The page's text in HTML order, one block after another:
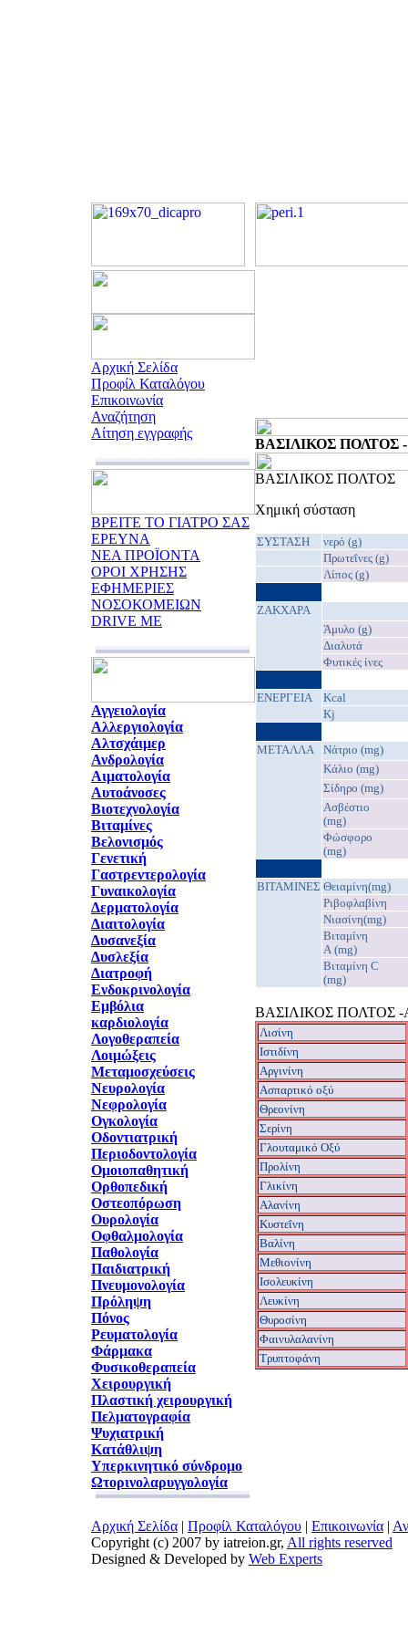
Αρχική Σελίδα
Προφίλ Καταλόγου
Επικοινωνία
Αναζήτηση
Αίτηση εγγραφής
ΒΡΕΙΤΕ ΤΟ ΓΙΑΤΡΟ ΣΑΣ
ΕΡΕΥΝΑ
ΝΕΑ ΠΡΟΪΟΝΤΑ
ΟΡΟΙ ΧΡΗΣΗΣ
ΕΦΗΜΕΡΙΕΣ
ΝΟΣΟΚΟΜΕΙΩΝ
DRIVE ME
Αγγειολογία
Αλλεργιολογία
Αλτσχάιμερ
Ανδρολογία
Αιματολογία
Αυτοάνοσες
Βιοτεχνολογία
Βιταμίνες
Βελονισμός
Γενετική
Γαστρεντερολογία
Γυναικολογία
Δερματολογία
Διαιτολογία
Δυσανεξία
Δυσλεξία
Διατροφή
Ενδοκρινολογία
Εμβόλια
καρδιολογία
Λογοθεραπεία
Λοιμώξεις
Μεταμοσχεύσεις
Νευρολογία
Νεφρολογία
Ογκολογία
Οδοντιατρική
Περιοδοντολογία
Ομοιοπαθητική
Ορθοπεδική
Οστεοπόρωση
Ουρολογία
Οφθαλμολογία
Παθολογία
Παιδιατρική
Πνευμονολογία
Πρόληψη
Πόνος
Ρευματολογία
Φάρμακα
Φυσικοθεραπεία
Χειρουργική
Πλαστική χειρουργική
Πελματογραφία
Ψυχιατρική
Κατάθλιψη
Υπερκινητικό σύνδρομο
Ωτορινολαρυγγολογία
ΒΑΣΙΛΙΚΟΣ ΠΟΛΤΟΣ -
ΒΑΣΙΛΙΚΟΣ ΠΟΛΤΟΣ
Χημική σύσταση
ΣΥΣΤΑΣΗ
νερό (g)
Πρωτεΐνες (g)
Λίπος (g)
ΖΑΚΧΑΡΑ
Άμυλο (g)
Διαλυτά
Φυτικές ίνες
EΝΕΡΓΕΙΑ
Kcal
Kj
ΜΕΤΑΛΛΑ
Νάτριο (mg)
Κάλιο (mg)
Σίδηρο (mg)
Ασβέστιο
(mg)
Φώσφορο
(mg)
ΒΙΤΑΜΙΝΕΣ Θειαμίνη(mg)
Ριβοφλαβίνη
Νιασίνη(mg)
Βιταμίνη
A (mg)
Βιταμίνη C
(mg)
ΒΑΣΙΛΙΚΟΣ ΠΟΛΤΟΣ
Λισίνη
Ιστιδίνη
Aργινίνη
Ασπαρτικό οξύ
Θρεονίνη
Σερίνη
Γλουταμικό Οξύ
Προλίνη
Γλικίνη
Αλανίνη
Κυστεΐνη
Βαλίνη
Μεθιονίνη
Ισολευκίνη
Λευκίνη
Θυροσίνη
Φαινυλαλανίνη
Tρυπτοφάνη
Αρχική Σελίδα | Προφίλ Καταλόγου | Επικοινωνία |
Copyright (c) 2007 by iatreion.gr, All rights reserved
Designed & Developed by Web Experts